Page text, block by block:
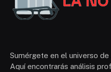
Sumérgete en el universo
Aquí encontrarás análisis